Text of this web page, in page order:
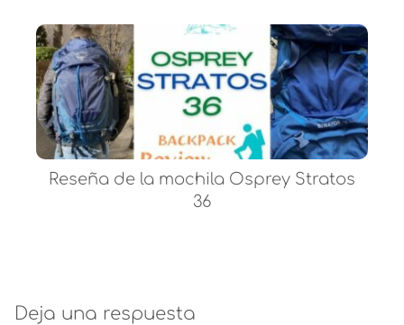
Reseña de la mochila Osprey Stratos
36
Deja una respuesta